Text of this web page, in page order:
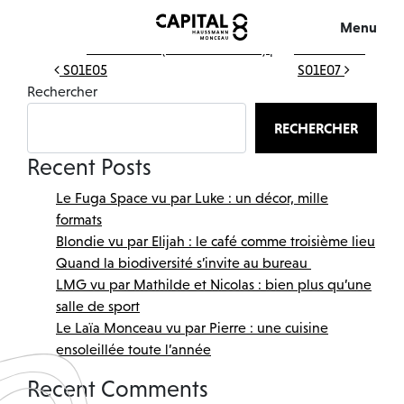
L’IMMEUBLE
L’EXPÉRIENCE
VISITE 360°
MÉCÉNAT
Menu
Fermer
Navigation des articles
S01E05
S01E07
Rechercher
RECHERCHER
Recent Posts
Le Fuga Space vu par Luke : un décor, mille
formats
Blondie vu par Elijah : le café comme troisième lieu
Quand la biodiversité s’invite au bureau
LMG vu par Mathilde et Nicolas : bien plus qu’une
salle de sport
Le Laïa Monceau vu par Pierre : une cuisine
ensoleillée toute l’année
Recent Comments